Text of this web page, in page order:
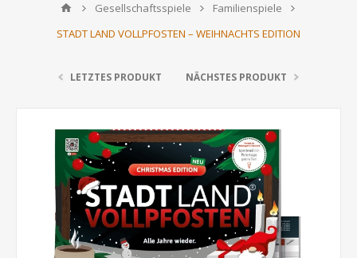
Gesellschaftsspiele
Familienspiele
STADT LAND VOLLPFOSTEN – WEIHNACHTS EDITION
LETZTES PRODUKT NÄCHSTES PRODUKT